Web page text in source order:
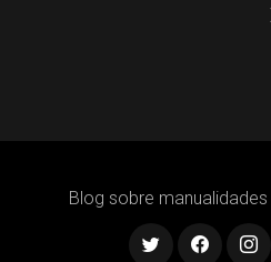
Blog sobre manualidades